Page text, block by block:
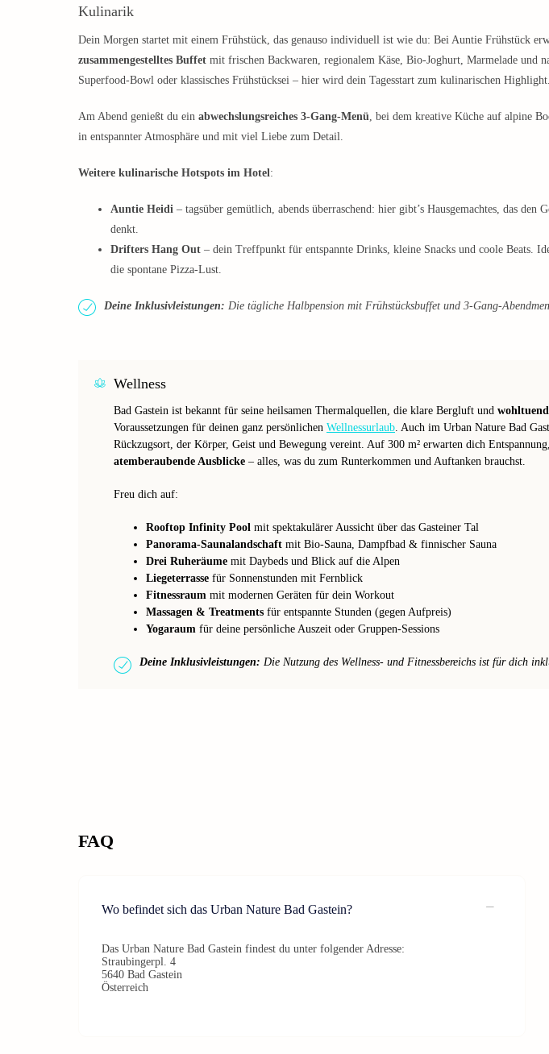
Kulinarik
Dein Morgen startet mit einem Frühstück, das genauso individuell ist wie du: Bei Auntie Frühstück
zusammengestelltes Buffet mit frischen Backwaren, regionalem Käse, Bio-Joghurt, Marmelade und
Superfood-Bowl oder klassisches Frühstücksei – hier wird dein Tagesstart zum kulinarischen Highlight.
Am Abend genießt du ein abwechslungsreiches 3-Gang-Menü , bei dem kreative Küche auf alpine
in entspannter Atmosphäre und mit viel Liebe zum Detail.
Weitere kulinarische Hotspots im Hotel :
Auntie Heidi – tagsüber gemütlich, abends überraschend: hier gibt’s Hausgemachtes, das den
denkt.
Drifters Hang Out – dein Treffpunkt für entspannte Drinks, kleine Snacks und coole Beats.
die spontane Pizza-Lust.
Deine Inklusivleistungen: Die tägliche Halbpension mit Frühstücksbuffet und 3-Gang-
Wellness
Bad Gastein ist bekannt für seine heilsamen Thermalquellen, die klare Bergluft und
Voraussetzungen für deinen ganz persönlichen Wellnessurlaub . Auch im Urban Nature Bad
Rückzugsort, der Körper, Geist und Bewegung vereint. Auf 300 m² erwarten dich
atemberaubende Ausblicke – alles, was du zum Runterkommen und Auftanken brauchst.
Freu dich auf:
Rooftop Infinity Pool mit spektakulärer Aussicht über das Gasteiner Tal
Panorama-Saunalandschaft mit Bio-Sauna, Dampfbad & finnischer Sauna
Drei Ruheräume mit Daybeds und Blick auf die Alpen
Liegeterrasse für Sonnenstunden mit Fernblick
Fitnessraum mit modernen Geräten für dein Workout
Massagen & Treatments für entspannte Stunden (gegen Aufpreis)
Yogaraum für deine persönliche Auszeit oder Gruppen-Sessions
Deine Inklusivleistungen: Die Nutzung des Wellness- und Fitnessbereichs ist für dich
FAQ
Wo befindet sich das Urban Nature Bad Gastein?
Das Urban Nature Bad Gastein findest du unter folgender Adresse:
Straubingerpl. 4
5640 Bad Gastein
Österreich